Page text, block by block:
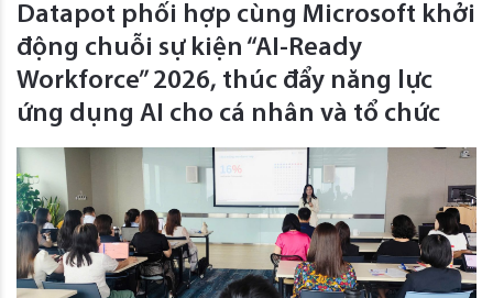
Datapot phối hợp cùng Microsoft khởi
động chuỗi sự kiện “AI-Ready
Workforce” 2026, thúc đẩy năng lực
ứng dụng AI cho cá nhân và tổ chức